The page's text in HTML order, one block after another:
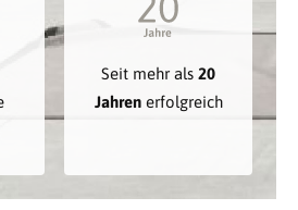
Seit mehr als 20
Jahrenerfolgreich